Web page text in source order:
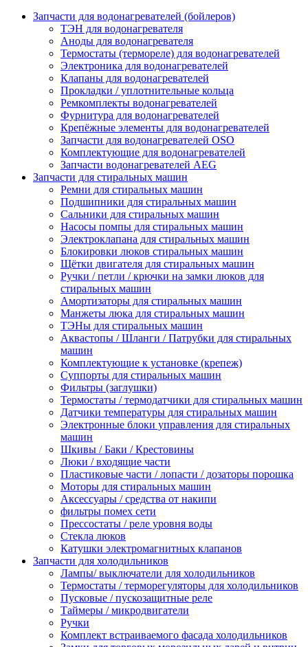
Запчасти для водонагревателей (бойлеров)
ТЭН для водонагревателя
Аноды для водонагревателя
Термостаты (термореле) для водонагревателей
Электроника для водонагревателей
Клапаны для водонагревателей
Прокладки / уплотнительные кольца
Ремкомплекты водонагревателей
Фурнитура для водонагревателей
Крепёжные элементы для водонагревателей
Запчасти для водонагревателей OSO
Комплектующие для водонагревателей
Запчасти водонагревателей AEG
Запчасти для стиральных машин
Ремни для стиральных машин
Подшипники для стиральных машин
Сальники для стиральных машин
Насосы помпы для стиральных машин
Электроклапана для стиральных машин
Блокировки люков стиральных машин
Щётки двигателя для стиральных машин
Ручки / петли / крючки на замки люков для
стиральных машин
Амортизаторы для стиральных машин
Манжеты люка для стиральных машин
ТЭНы для стиральных машин
Аквастопы / Шланги / Патрубки для стиральных
машин
Комплектующие к установке (крепеж)
Суппорты для стиральных машин
Фильтры (заглушки)
Термостаты / термодатчики для стиральных машин
Датчики температуры для стиральных машин
Электронные блоки управления для стиральных
машин
Шкивы / Баки / Крестовины
Люки / входящие части
Пластиковые части / лопасти / дозаторы порошка
Моторы для стиральных машин
Аксессуары / средства от накипи
фильтры помех сети
Прессостаты / реле уровня воды
Стекла люков
Катушки электромагнитных клапанов
Запчасти для холодильников
Лампы/ выключатели для холодильников
Термостаты / терморегуляторы для холодильников
Пусковые / пускозащитные реле
Таймеры / микродвигатели
Ручки
Комплект встраиваемого фасада холодильников